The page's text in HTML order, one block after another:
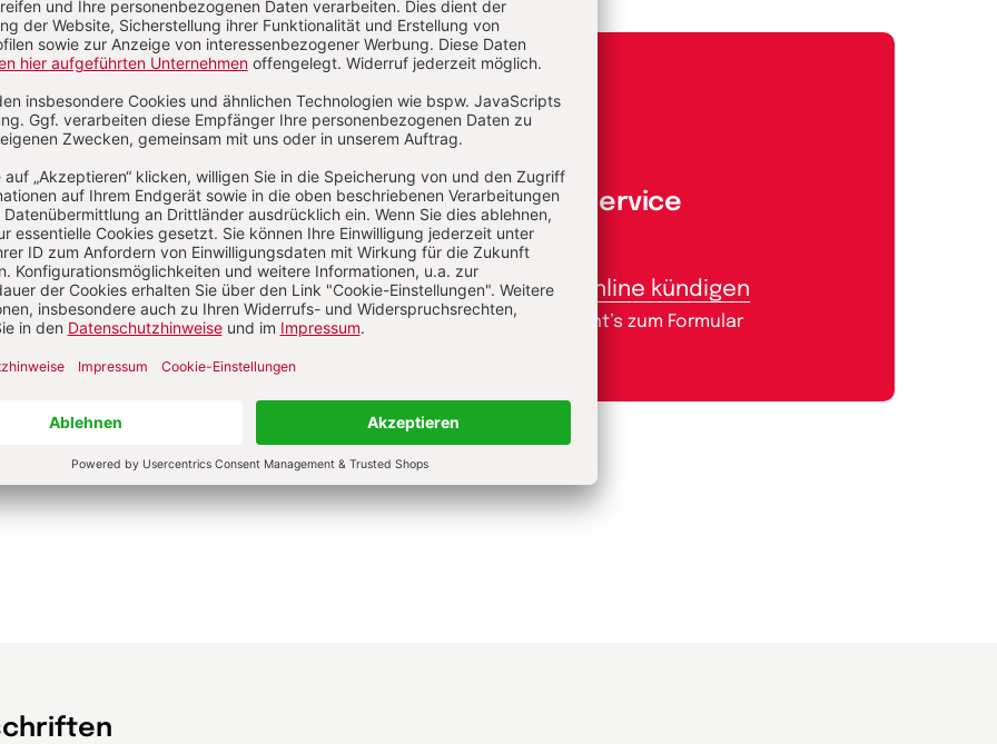
E-Mail und
Onlineservice
kundenservice@herder.de
Wir freuen uns über Ihre Nachricht.
Aboservice
Abo online kündigen
Hier geht’s zum Formular